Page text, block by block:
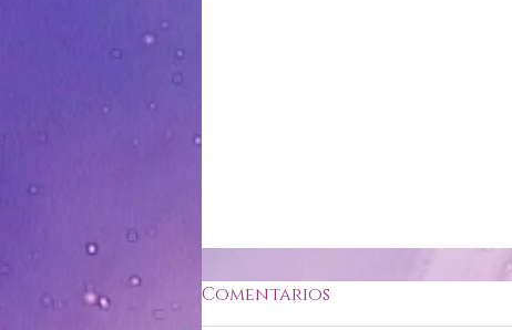
Comentarios